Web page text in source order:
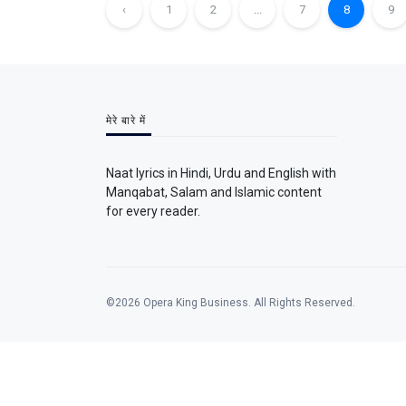
‹ 1 2 7 8 9
मेरे बारे में
Naat lyrics in Hindi, Urdu and English with
Manqabat, Salam and Islamic content
for every reader.
©2026 Opera King Business. All Rights Reserved.